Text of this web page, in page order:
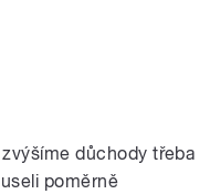
důchody třeba
poměrně